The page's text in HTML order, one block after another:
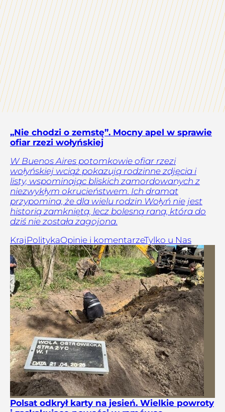
„Nie chodzi o zemstę”. Mocny apel w sprawie
ofiar rzezi wołyńskiej
W Buenos Aires potomkowie ofiar rzezi
wołyńskiej wciąż pokazują rodzinne zdjęcia i
listy, wspominając bliskich zamordowanych z
niezwykłym okrucieństwem. Ich dramat
przypomina, że dla wielu rodzin Wołyń nie jest
historią zamkniętą, lecz bolesną raną, która do
dziś nie została zagojona.
Kraj PolitykaOpinie i komentarzeTylko u Nas
Polsat odkrył karty na jesień. Wielkie powroty